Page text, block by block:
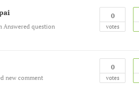
0
votes
Answered question
0
votes
new comment